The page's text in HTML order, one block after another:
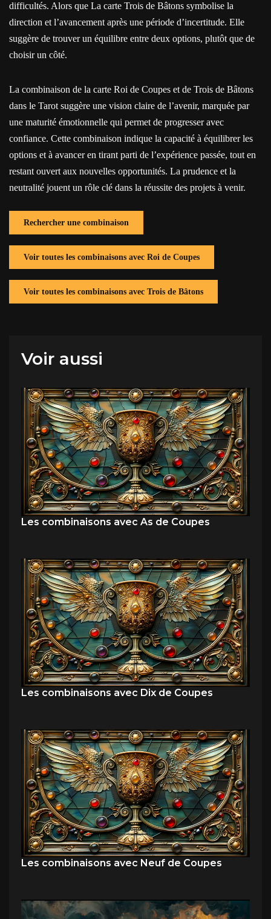
difficultés. Alors que La carte Trois de Bâtons symbolise la
direction et l’avancement après une période d’incertitude. Elle
suggère de trouver un équilibre entre deux options, plutôt que de
choisir un côté.
La combinaison de la carte Roi de Coupes et de Trois de Bâtons
dans le Tarot suggère une vision claire de l’avenir, marquée par
une maturité émotionnelle qui permet de progresser avec
confiance. Cette combinaison indique la capacité à équilibrer les
options et à avancer en tirant parti de l’expérience passée, tout en
restant ouvert aux nouvelles opportunités. La prudence et la
neutralité jouent un rôle clé dans la réussite des projets à venir.
Rechercher une combinaison
Voir toutes les combinaisons avec Roi de Coupes
Voir toutes les combinaisons avec Trois de Bâtons
Voir aussi
Les combinaisons avec As de Coupes
Les combinaisons avec Dix de Coupes
Les combinaisons avec Neuf de Coupes